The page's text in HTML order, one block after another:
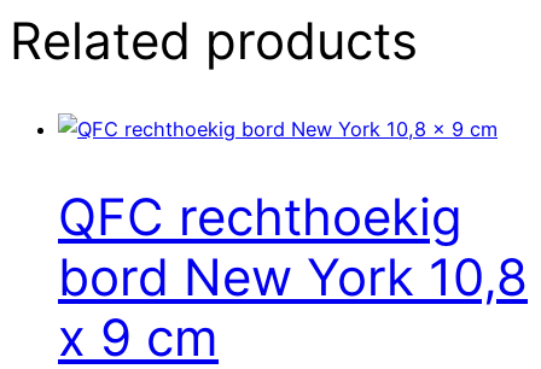
Related products
QFC rechthoekig
bord New York 10,8
x 9 cm